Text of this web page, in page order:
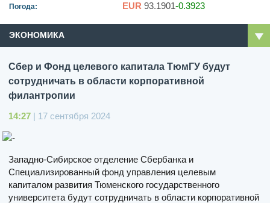
Погода:
EUR 93.1901-0.3923
ЭКОНОМИКА
Сбер и Фонд целевого капитала ТюмГУ будут
сотрудничать в области корпоративной
филантропии
14:27 | 17 сентября 2024
Западно-Сибирское отделение Сбербанка и
Специализированный фонд управления целевым
капиталом развития Тюменского государственного
университета будут сотрудничать в области корпоративной